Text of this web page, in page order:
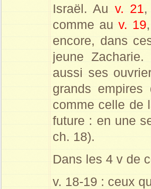
Israël. Au v. 21
comme auv. 19
encore, dans
jeune
aussi ses
grands
comme celle de
future : en une
ch. 18).
Dans les 4 v de
v. 18-19 : ceux